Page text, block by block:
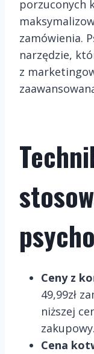
porzuconych
zamówienia.
narzędzie,
z
Ceny z
49,99zł
niższej
zakupowy.
Cena